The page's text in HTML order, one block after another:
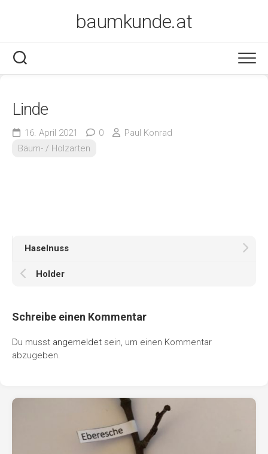
baumkunde.at
Linde
16. April 2021 0
Paul Konrad
Bäum- / Holzarten
Haselnuss
Holder
Schreibe einen Kommentar
Du musst angemeldet sein, um einen Kommentar
abzugeben.